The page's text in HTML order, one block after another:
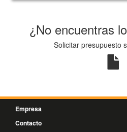
¿No encuentras
Solicitar presupuesto
Empresa
Contacto